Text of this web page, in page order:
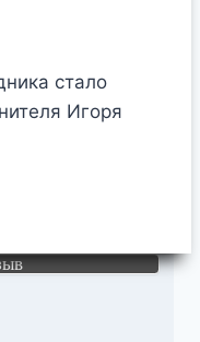
стало
Игоря